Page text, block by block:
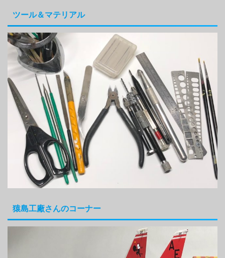
ツール＆マテリアル
猿島工廠さんのコーナー